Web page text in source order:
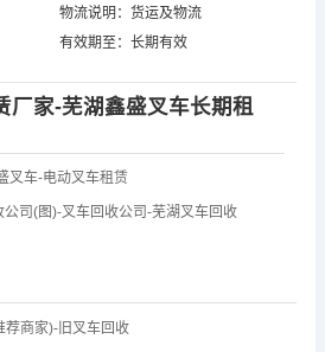
物流说明：货运及物流
有效期至：长期有效
厂家-芜湖鑫盛叉车长期租
叉车-电动叉车租赁
司(图)-叉车回收公司-芜湖叉车回收
荐商家)-旧叉车回收